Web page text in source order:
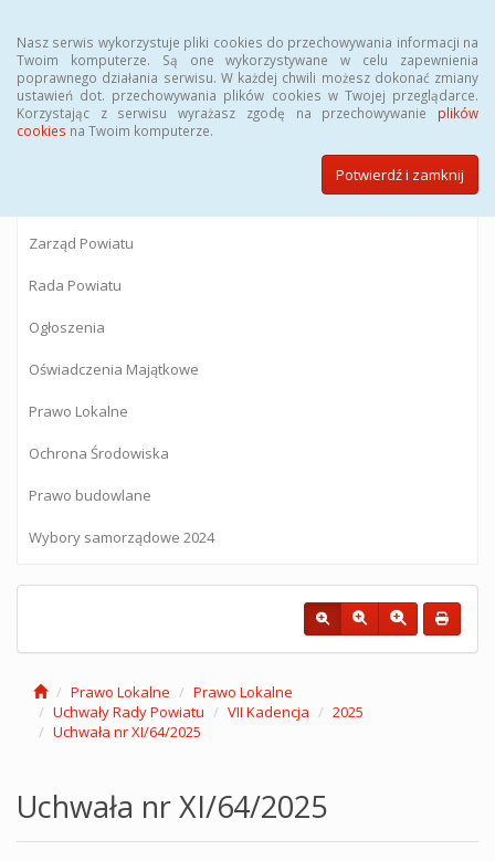
Nasz serwis wykorzystuje pliki cookies do przechowywania informacji na
Twoim komputerze. Są one wykorzystywane w celu zapewnienia
poprawnego działania serwisu. W każdej chwili możesz dokonać zmiany
ustawień dot. przechowywania plików cookies w Twojej przeglądarce.
Korzystając z serwisu wyrażasz zgodę na przechowywanie plików
cookies na Twoim komputerze.
Potwierdź i zamknij
BIULETYN INFORMACJI PUBLICZNEJ
Starostwa Powiatowego w Gostyninie
Zarząd Powiatu
Rada Powiatu
Ogłoszenia
Oświadczenia Majątkowe
Prawo Lokalne
Ochrona Środowiska
Prawo budowlane
Wybory samorządowe 2024
Prawo Lokalne
Prawo Lokalne
Uchwały Rady Powiatu
VII Kadencja
2025
Uchwała nr XI/64/2025
Uchwała nr XI/64/2025